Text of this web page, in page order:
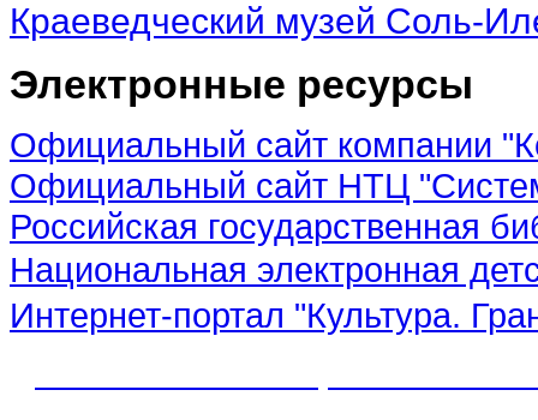
Краеведческий музей Соль-
Электронные ресурсы
Официальный сайт компании
Официальный сайт НТЦ
Российская государственная
Национальная электронная
Интернет-портал "Культура.